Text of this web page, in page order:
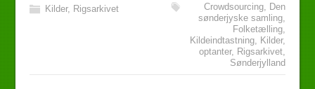
Kilder, Rigsarkivet Crowdsourcing,
Den
sønderjyske samling,
Folketælling,
Kildeindtastning, Kilder,
optanter, Rigsarkivet,
Sønderjylland